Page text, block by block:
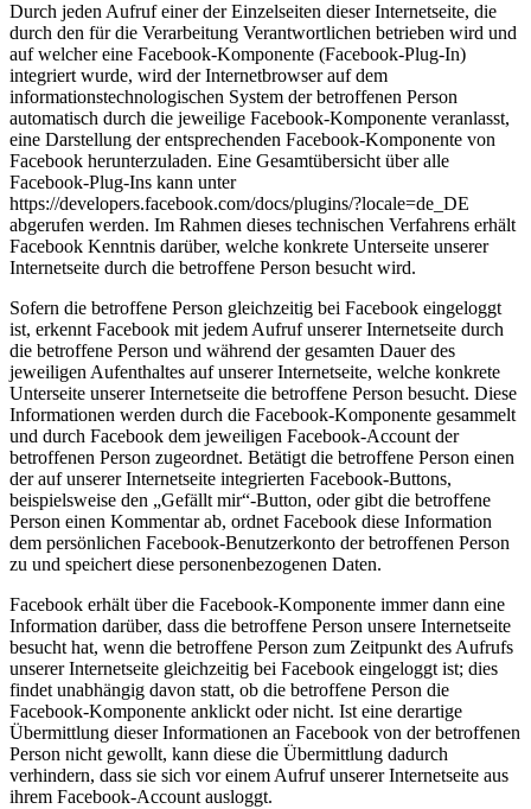
Durch jeden Aufruf einer der Einzelseiten dieser Internetseite, die
durch den für die Verarbeitung Verantwortlichen betrieben wird und
auf welcher eine Facebook-Komponente (Facebook-Plug-In)
integriert wurde, wird der Internetbrowser auf dem
informationstechnologischen System der betroffenen Person
automatisch durch die jeweilige Facebook-Komponente veranlasst,
eine Darstellung der entsprechenden Facebook-Komponente von
Facebook herunterzuladen. Eine Gesamtübersicht über alle
Facebook-Plug-Ins kann unter
https://developers.facebook.com/docs/plugins/?locale=de_DE
abgerufen werden. Im Rahmen dieses technischen Verfahrens erhält
Facebook Kenntnis darüber, welche konkrete Unterseite unserer
Internetseite durch die betroffene Person besucht wird.
Sofern die betroffene Person gleichzeitig bei Facebook eingeloggt
ist, erkennt Facebook mit jedem Aufruf unserer Internetseite durch
die betroffene Person und während der gesamten Dauer des
jeweiligen Aufenthaltes auf unserer Internetseite, welche konkrete
Unterseite unserer Internetseite die betroffene Person besucht. Diese
Informationen werden durch die Facebook-Komponente gesammelt
und durch Facebook dem jeweiligen Facebook-Account der
betroffenen Person zugeordnet. Betätigt die betroffene Person einen
der auf unserer Internetseite integrierten Facebook-Buttons,
beispielsweise den „Gefällt mir“-Button, oder gibt die betroffene
Person einen Kommentar ab, ordnet Facebook diese Information
dem persönlichen Facebook-Benutzerkonto der betroffenen Person
zu und speichert diese personenbezogenen Daten.
Facebook erhält über die Facebook-Komponente immer dann eine
Information darüber, dass die betroffene Person unsere Internetseite
besucht hat, wenn die betroffene Person zum Zeitpunkt des Aufrufs
unserer Internetseite gleichzeitig bei Facebook eingeloggt ist; dies
findet unabhängig davon statt, ob die betroffene Person die
Facebook-Komponente anklickt oder nicht. Ist eine derartige
Übermittlung dieser Informationen an Facebook von der betroffenen
Person nicht gewollt, kann diese die Übermittlung dadurch
verhindern, dass sie sich vor einem Aufruf unserer Internetseite aus
ihrem Facebook-Account ausloggt.